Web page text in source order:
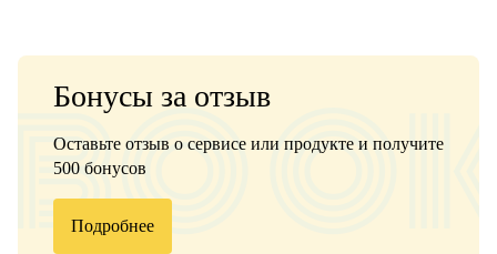
Бонусы за отзыв
Оставьте отзыв о сервисе или продукте и получите
500 бонусов
Подробнее